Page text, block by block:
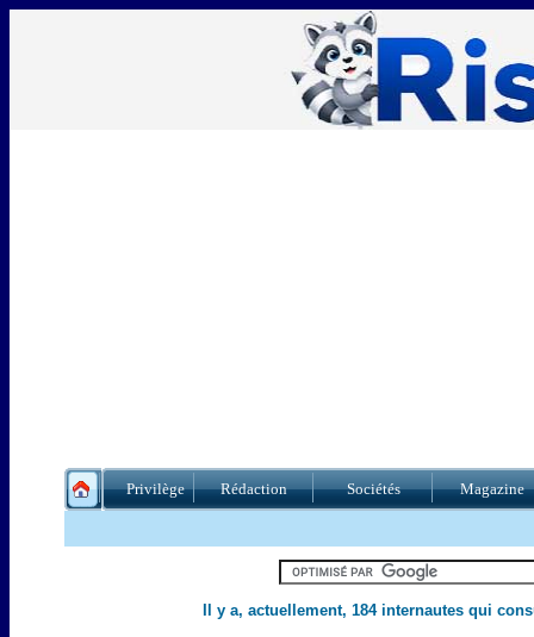
Privilège Rédaction Sociétés Magazine
Il y a, actuellement, 184 internautes qui